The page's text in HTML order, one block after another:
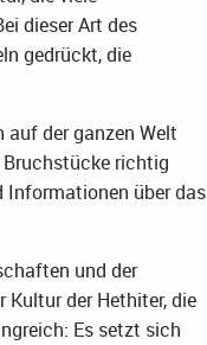
dieser Art des
gedrückt, die
auf der ganzen Welt
richtig
Informationen über das
und der
der Hethiter, die
Es setzt sich